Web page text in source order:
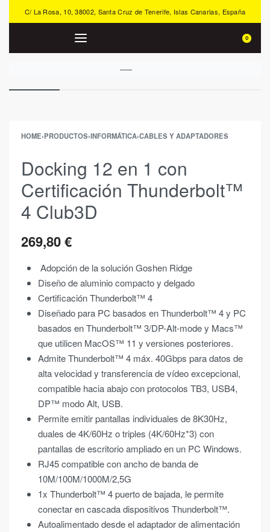
C/ La Rosa, 10, 38002, Santa Cruz de Tenerife, Islas Canarias, España
0
HOME›PRODUCTOS›INFORMÁTICA›CABLES Y ADAPTADORES
Docking 12 en 1 con
Certificación Thunderbolt™
4 Club3D
269,80€
Adopción de la solución Goshen Ridge
Diseño de aluminio compacto y delgado
Certificación Thunderbolt™ 4
Diseñado para PC basados en Thunderbolt™ 4 y PC
basados en Thunderbolt™ 3/DP-Alt-mode y Macs™
que utilicen MacOS™ 11 y versiones posteriores.
Admite Thunderbolt™ 4 máx. 40Gbps para datos de
alta velocidad y transferencia de vídeo excepcional,
compatible hacia abajo con protocolos TB3, USB4,
DP™ modo Alt, USB.
Permite emitir pantallas individuales de 8K30Hz,
duales de 4K/60Hz o triples (4K/60Hz*3) con
pantallas de escritorio ampliado en un PC Windows.
RJ45 compatible con ancho de banda de
10M/100M/1000M/2,5G
1x Thunderbolt™ 4 puerto de bajada, le permite
conectar en cascada dispositivos Thunderbolt™.
Autoalimentado desde el adaptador de alimentación